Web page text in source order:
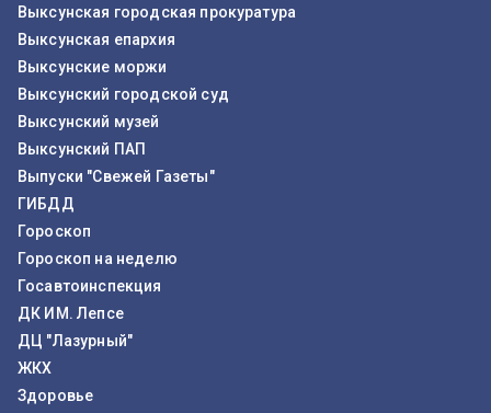
Выксунская городская прокуратура
Выксунская епархия
Выксунские моржи
Выксунский городской суд
Выксунский музей
Выксунский ПАП
Выпуски "Свежей Газеты"
ГИБДД
Гороскоп
Гороскоп на неделю
Госавтоинспекция
ДК ИМ. Лепсе
ДЦ "Лазурный"
ЖКХ
Здоровье